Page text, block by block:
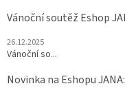
Vánoční soutěž Eshop
26.12.2025
Vánoční so...
Novinka na Eshopu